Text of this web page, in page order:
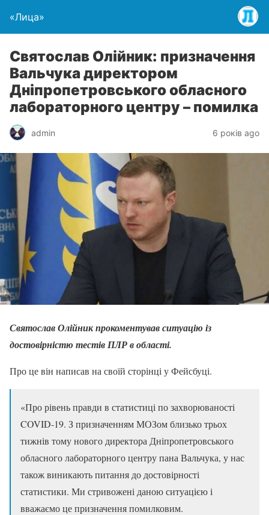
«Лица»
Святослав Олійник: призначення
Вальчука директором
Дніпропетровського обласного
лабораторного центру – помилка
admin 6 років ago
Святослав Олійник прокоментував ситуацію із
достовірністю тестів ПЛР в області.
Про це він написав на своїй сторінці у Фейсбуці.
«Про рівень правди в статистиці по захворюваності
COVID-19. З призначенням МОЗом близько трьох
тижнів тому нового директора Дніпропетровського
обласного лабораторного центру пана Вальчука, у нас
також виникають питання до достовірності
статистики. Ми стривожені даною ситуацією і
вважаємо це призначення помилковим.